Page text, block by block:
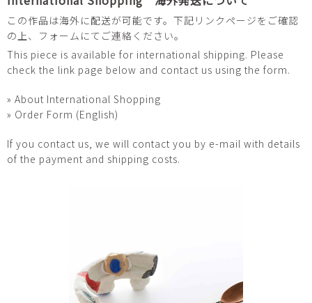
この作品は海外に配送が可能です。下記リンクページをご確認
の上、フォームにてご連絡ください。
This piece is available for international shipping. Please
check the link page below and contact us using the form.
» About International Shopping
» Order Form (English)
If you contact us, we will contact you by e-mail with details
of the payment and shipping costs.